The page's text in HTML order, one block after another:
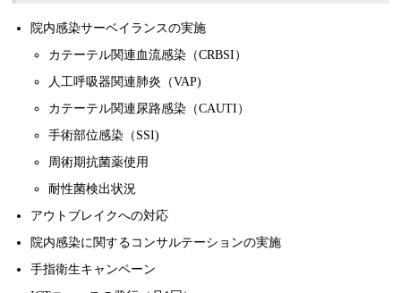
院内感染サーベイランスの実施
カテーテル関連血流感染（CRBSI）
人工呼吸器関連肺炎（VAP)
カテーテル関連尿路感染（CAUTI）
手術部位感染（SSI)
周術期抗菌薬使用
耐性菌検出状況
アウトブレイクへの対応
院内感染に関するコンサルテーションの実施
手指衛生キャンペーン